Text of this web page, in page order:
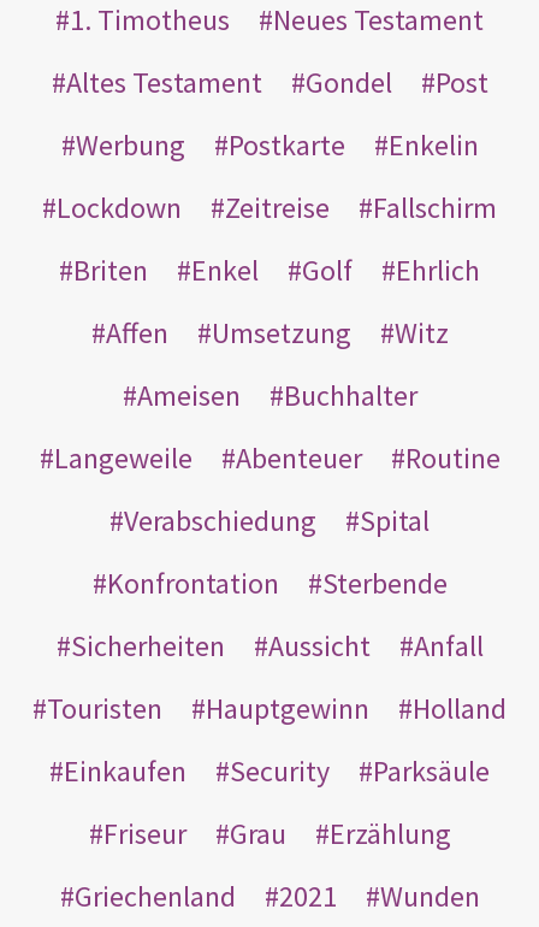
1. Timotheus
Neues Testament
Altes Testament
Gondel
Post
Werbung
Postkarte
Enkelin
Lockdown
Zeitreise
Fallschirm
Briten
Enkel Golf
Ehrlich
Affen
Umsetzung
Witz
Ameisen
Buchhalter
Langeweile
Abenteuer
Routine
Verabschiedung
Spital
Konfrontation
Sterbende
Sicherheiten
Aussicht
Anfall
Touristen
Hauptgewinn
Holland
Einkaufen
Security
Parksäule
Friseur
Grau
Erzählung
Griechenland
2021 Wunden